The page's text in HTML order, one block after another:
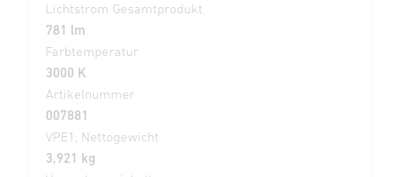
Lichtstrom Gesamtprodukt
781 lm
Farbtemperatur
3000 K
Artikelnummer
007881
VPE1, Nettogewicht
3,921 kg